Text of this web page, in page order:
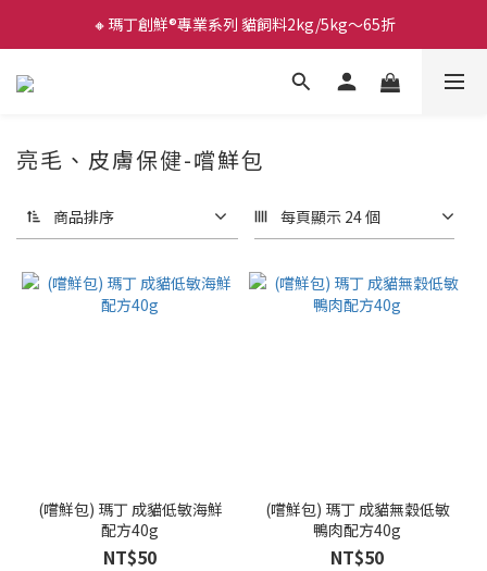
🔸瑪丁創鮮®專業系列 貓飼料2kg/5kg～65折
亮毛、皮膚保健-嚐鮮包
商品排序 每頁顯示 24 個
(嚐鮮包) 瑪丁 成貓低敏海鮮
配方40g
NT$50
(嚐鮮包) 瑪丁 成貓無穀低敏
鴨肉配方40g
NT$50